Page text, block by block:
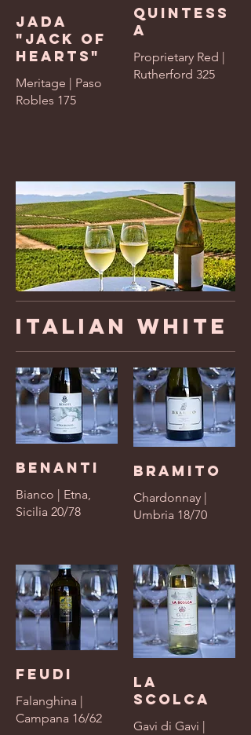
Jada
"Jack of
Hearts"
Meritage | Paso
Robles 175
Quintess
a
Proprietary Red |
Rutherford 325
Italian White
Benanti
Bianco | Etna,
Sicilia 20/78
Bramito
Chardonnay |
Umbria 18/70
Feudi
Falanghina |
Campana 16/62
La
Scolca
Gavi di Gavi |